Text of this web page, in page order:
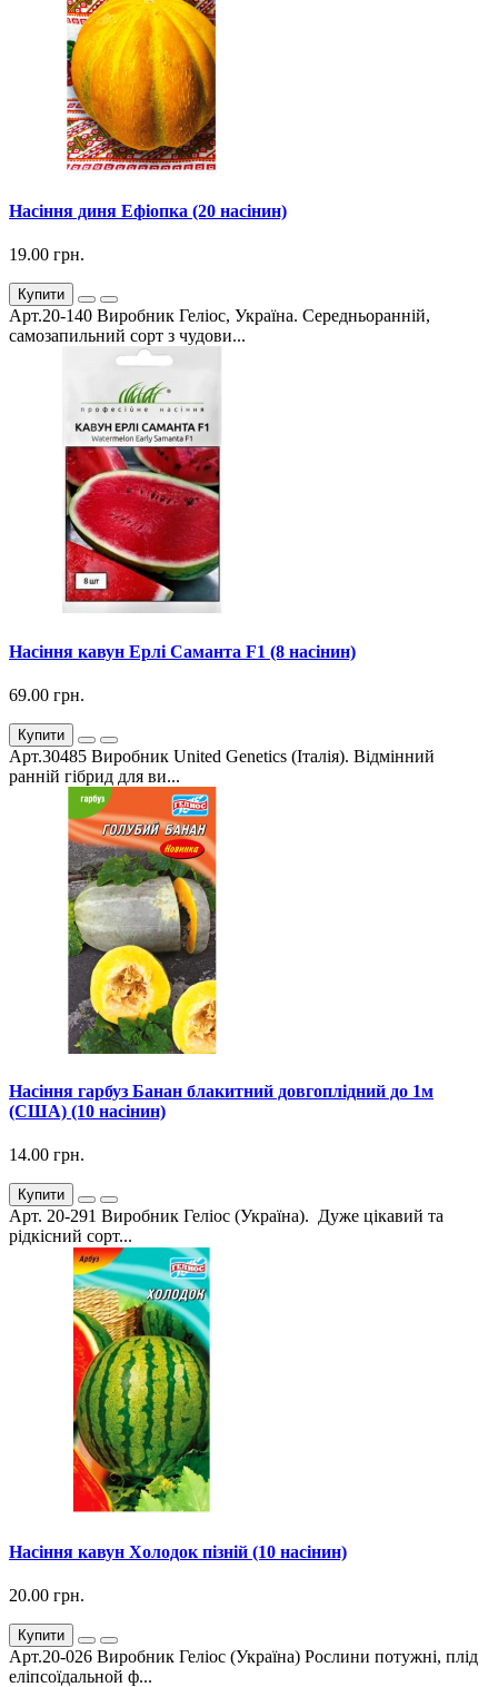
Насіння диня Ефіопка (20 насінин)
19.00 грн.
Купити
Арт.20-140 Виробник Геліос, Україна. Середньоранній,
самозапильний сорт з чудови...
Насіння кавун Ерлі Саманта F1 (8 насінин)
69.00 грн.
Купити
Арт.30485 Виробник United Genetics (Італія). Відмінний
ранній гібрид для ви...
Насіння гарбуз Банан блакитний довгоплідний до 1м
(США) (10 насінин)
14.00 грн.
Купити
Арт. 20-291 Виробник Геліос (Україна). Дуже цікавий та
рідкісний сорт...
Насіння кавун Холодок пізній (10 насінин)
20.00 грн.
Купити
Арт.20-026 Виробник Геліос (Україна) Рослини потужні, плід
еліпсоїдальной ф...